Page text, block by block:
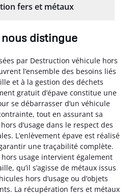
fers et métaux
distingue
par Destruction véhicule hors
l’ensemble des besoins liés
et à la gestion des déchets
gratuit d’épave constitue une
se débarrasser d’un véhicule
tout en assurant sa
d’usage dans le respect des
L’enlèvement épave est réalisé
une traçabilité complète.
usage intervient également
qu’il s’agisse de métaux issus
hors d’usage ou d’objets
La récupération fers et métaux